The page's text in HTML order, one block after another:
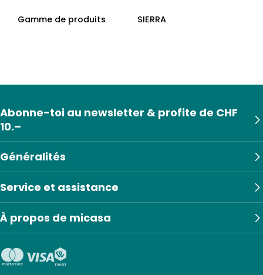
Gamme de produits SIERRA
Généralités
Service et assistance
À propos de micasa
Abonne-toi au newsletter & profite de CHF
10.–